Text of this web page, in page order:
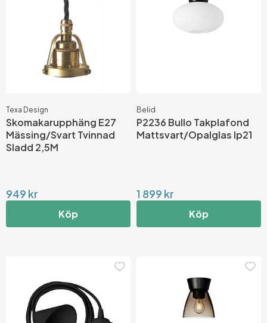
Texa Design
Skomakarupphäng E27
Mässing/Svart Tvinnad
Sladd 2,5M
949 kr
Köp
Belid
P2236 Bullo Takplafond
Mattsvart/Opalglas Ip21
1 899 kr
Köp